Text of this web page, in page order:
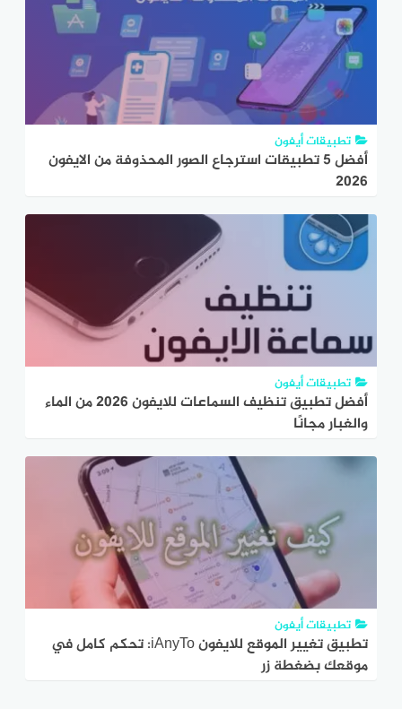
تطبيقات أيفون
أفضل 5 تطبيقات استرجاع الصور المحذوفة من الايفون
2026
تطبيقات أيفون
أفضل تطبيق تنظيف السماعات للايفون 2026 من الماء
والغبار مجانًا
تطبيقات أيفون
تطبيق تغيير الموقع للايفون iAnyTo: تحكم كامل في
موقعك بضغطة زر